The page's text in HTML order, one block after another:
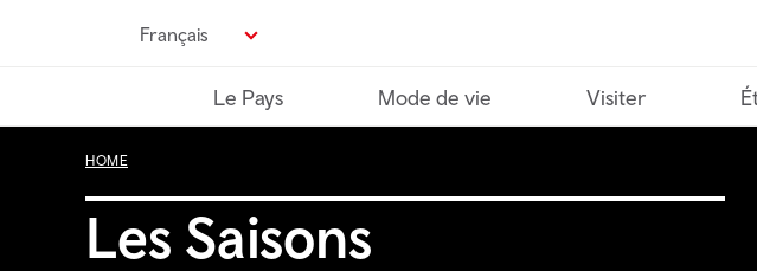
Français
Le Pays Mode de vie Visiter
HOME
Les Saisons